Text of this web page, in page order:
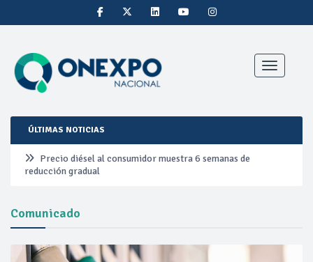
Toggle
ÚLTIMAS NOTICIAS
Precio diésel al consumidor muestra 6 semanas de
reducción gradual
Pemex ante la refinación clandestina
Petrobras duplica ganancias en segundo trimestre por
precios del petróleo y producción récord
Comunicado